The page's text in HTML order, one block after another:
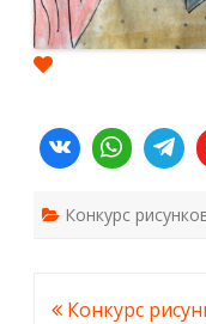
Конкурс
Навигация
Конкурс